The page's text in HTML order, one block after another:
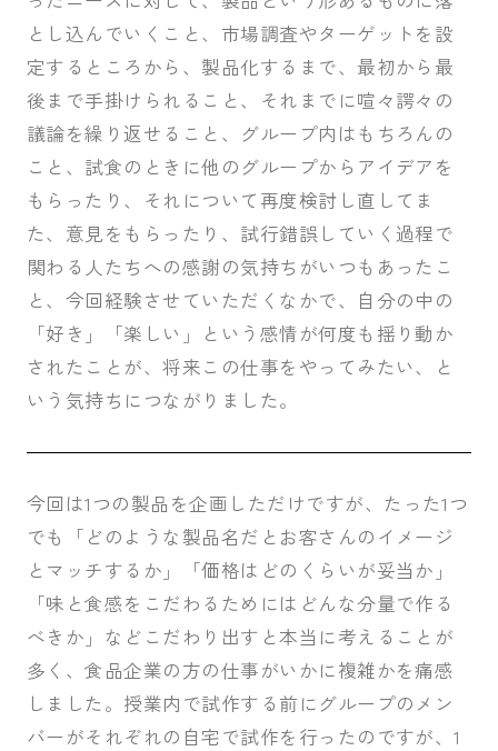
とし込んでいくこと、市場調査やターゲットを設
定するところから、製品化するまで、最初から最
後まで手掛けられること、それまでに喧々諤々の
議論を繰り返せること、グループ内はもちろんの
こと、試食のときに他のグループからアイデアを
もらったり、それについて再度検討し直してま
た、意見をもらったり、試行錯誤していく過程で
関わる人たちへの感謝の気持ちがいつもあったこ
と、今回経験させていただくなかで、自分の中の
「好き」「楽しい」という感情が何度も揺り動か
されたことが、将来この仕事をやってみたい、と
いう気持ちにつながりました。
今回は1 つの製品を企画しただけですが、たった1 つ
でも「どのような製品名だとお客さんのイメージ
とマッチするか」「価格はどのくらいが妥当か」
「味と食感をこだわるためにはどんな分量で作る
べきか」などこだわり出すと本当に考えることが
多く、食品企業の方の仕事がいかに複雑かを痛感
しました。授業内で試作する前にグループのメン
バーがそれぞれの自宅で試作を行ったのですが、1